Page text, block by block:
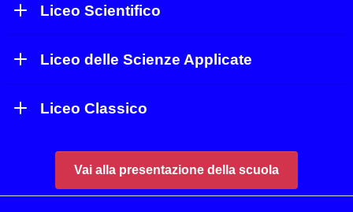
Liceo Scientifico
Liceo delle Scienze Applicate
Liceo Classico
Vai alla presentazione della scuola